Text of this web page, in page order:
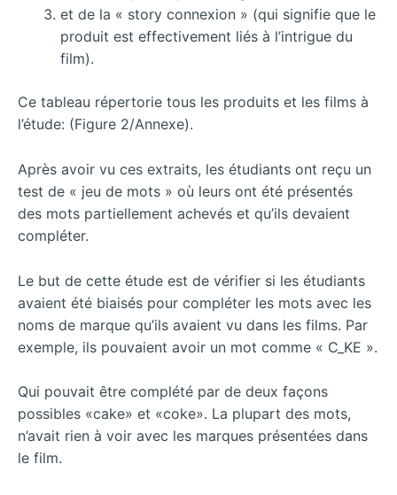
et de la « story connexion » (qui signifie que le
produit est effectivement liés à l’intrigue du
film).
Ce tableau répertorie tous les produits et les films à
l’étude: (Figure 2/Annexe).
Après avoir vu ces extraits, les étudiants ont reçu un
test de « jeu de mots » où leurs ont été présentés
des mots partiellement achevés et qu’ils devaient
compléter.
Le but de cette étude est de vérifier si les étudiants
avaient été biaisés pour compléter les mots avec les
noms de marque qu’ils avaient vu dans les films. Par
exemple, ils pouvaient avoir un mot comme « C_KE ».
Qui pouvait être complété par de deux façons
possibles «cake» et «coke». La plupart des mots,
n’avait rien à voir avec les marques présentées dans
le film.